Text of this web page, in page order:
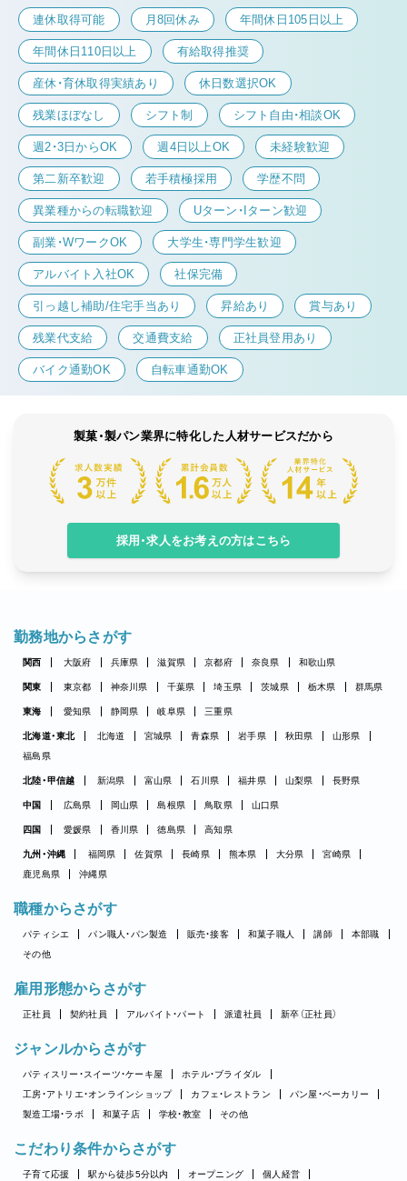
連休取得可能 月8回休み 年間休日105日以上
年間休日110日以上 有給取得推奨
産休・育休取得実績あり 休日数選択OK
残業ほぼなし シフト制 シフト自由・相談OK
週2・3日からOK 週4日以上OK 未経験歓迎
第二新卒歓迎 若手積極採用 学歴不問
異業種からの転職歓迎 Uターン・Iターン歓迎
副業・WワークOK 大学生・専門学生歓迎
アルバイト入社OK 社保完備
引っ越し補助/住宅手当あり 昇給あり 賞与あり
残業代支給 交通費支給 正社員登用あり
バイク通勤OK 自転車通勤OK
製菓・製パン業界に特化した人材サービスだから
採用・求人をお考えの方はこちら
勤務地からさがす
関西 大阪府 兵庫県 滋賀県 京都府 奈良県 和歌山県
関東 東京都 神奈川県 千葉県 埼玉県 茨城県 栃木県 群馬県
東海 愛知県 静岡県 岐阜県 三重県
北海道・東北 北海道 宮城県 青森県 岩手県 秋田県
山形県
福島県
北陸・甲信越 新潟県 富山県 石川県 福井県 山梨県 長野県
中国 広島県 岡山県 島根県 鳥取県 山口県
四国 愛媛県 香川県 徳島県 高知県
九州・沖縄 福岡県 佐賀県 長崎県 熊本県 大分県
宮崎県
鹿児島県
沖縄県
職種からさがす
パティシエ パン職人・パン製造 販売・接客 和菓子職人 講師
本部職
その他
雇用形態からさがす
正社員 契約社員 アルバイト・パート 派遣社員 新卒（正社員）
ジャンルからさがす
パティスリー・スイーツ・ケーキ屋
ホテル・ブライダル
工房・アトリエ・オンラインショップ
カフェ・レストラン
パン屋・ベーカリー
製造工場・ラボ
和菓子店 学校・教室 その他
こだわり条件からさがす
子育て応援 駅から徒歩5分以内 オープニング
個人経営